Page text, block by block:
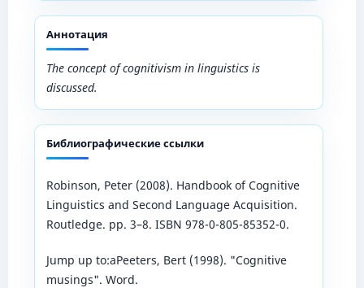
Аннотация
The concept of cognitivism in linguistics is
discussed.
Библиографические ссылки
Robinson, Peter (2008). Handbook of Cognitive
Linguistics and Second Language Acquisition.
Routledge. pp. 3–8. ISBN 978-0-805-85352-0.
Jump up to:aPeeters, Bert (1998). "Cognitive
musings". Word.